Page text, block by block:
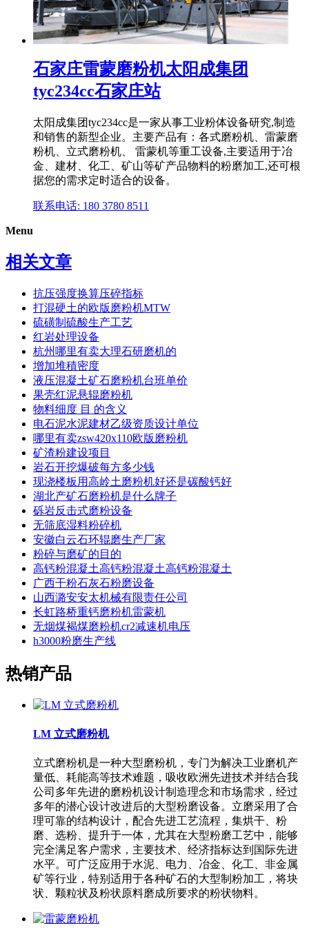
石家庄雷蒙磨粉机太阳成集团
tyc234cc石家庄站
太阳成集团tyc234cc是一家从事工业粉体设备研究,制造
和销售的新型企业。主要产品有：各式磨粉机、雷蒙磨
粉机、立式磨粉机、 雷蒙机等重工设备,主要适用于冶
金、建材、化工、矿山等矿产品物料的粉磨加工,还可根
据您的需求定时适合的设备。
联系电话: 180 3780 8511
Menu
相关文章
抗压强度换算压碎指标
打混硬土的欧版磨粉机MTW
硫磺制硫酸生产工艺
红岩处理设备
杭州哪里有卖大理石研磨机的
增加堆積密度
液压混凝土矿石磨粉机台班单价
果壳红泥悬辊磨粉机
物料细度 目 的含义
电石泥水泥建材乙级资质设计单位
哪里有卖zsw420x110欧版磨粉机
矿渣粉建设项目
岩石开挖爆破每方多少钱
现浇楼板用高岭土磨粉机好还是碳酸钙好
湖北产矿石磨粉机是什么牌子
砾岩反击式磨粉设备
无筛底湿料粉碎机
安徽白云石环辊磨生产厂家
粉碎与磨矿的目的
高钙粉混凝土高钙粉混凝土高钙粉混凝土
广西干粉石灰石粉磨设备
山西潞安安太机械有限责任公司
长虹路桥重钙磨粉机雷蒙机
无烟煤褐煤磨粉机cr2减速机电压
h3000粉磨生产线
热销产品
LM 立式磨粉机
立式磨粉机是一种大型磨粉机，专门为解决工业磨机产
量低、耗能高等技术难题，吸收欧洲先进技术并结合我
公司多年先进的磨粉机设计制造理念和市场需求，经过
多年的潜心设计改进后的大型粉磨设备。立磨采用了合
理可靠的结构设计，配合先进工艺流程，集烘干、粉
磨、选粉、提升于一体，尤其在大型粉磨工艺中，能够
完全满足客户需求，主要技术、经济指标达到国际先进
水平。可广泛应用于水泥、电力、冶金、化工、非金属
矿等行业，特别适用于各种矿石的大型制粉加工，将块
状、颗粒状及粉状原料磨成所要求的粉状物料。